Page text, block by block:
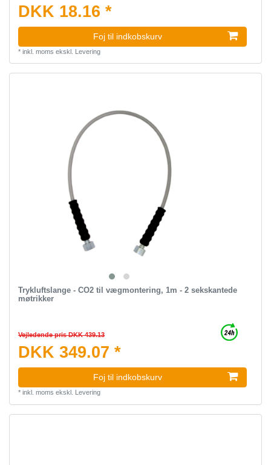
DKK 18.16 *
Foj til indkobskurv
* inkl. moms ekskl. Levering
Trykluftslange - CO2 til vægmontering, 1m - 2 sekskantede
møtrikker
Vejledende pris DKK 439.13
DKK 349.07 *
Foj til indkobskurv
* inkl. moms ekskl. Levering